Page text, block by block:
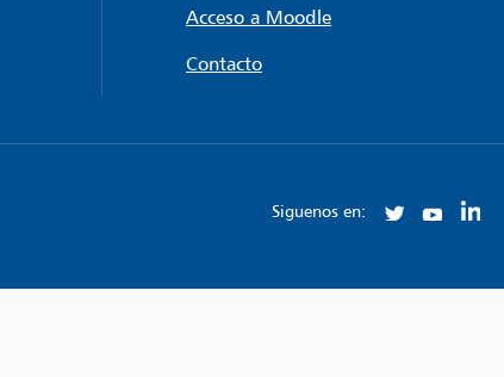
Acceso a Moodle
Contacto
Siguenos en: